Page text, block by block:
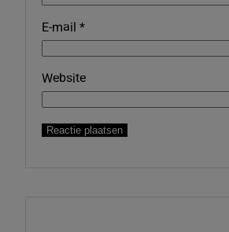
E-mail *
Website